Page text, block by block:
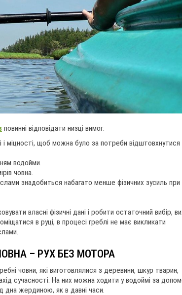
повинні відповідати низці вимог.
міцності, щоб можна було за потреби відштовхнутися
водойми.
човна.
знадобиться набагато менше фізичних зусиль при
власні фізичні дані і робити остаточний вибір,
в руці, в процесі греблі не має викликати
– РУХ БЕЗ МОТОРА
човни, які виготовлялися з деревини, шкур тварин,
сучасності. На них можна ходити у водоймі за
дна жердиною, як в давні часи.